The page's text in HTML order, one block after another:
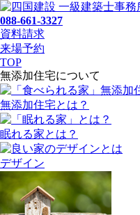
088-661-3327
資料請求
来場予約
TOP
無添加住宅について
無添加住宅とは？
眠れる家とは？
デザイン